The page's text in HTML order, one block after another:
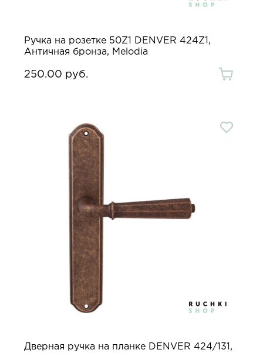
Ручка на розетке 50Z1 DENVER 424Z1,
Античная бронза, Melodia
250.00 руб.
Дверная ручка на планке DENVER 424/131,